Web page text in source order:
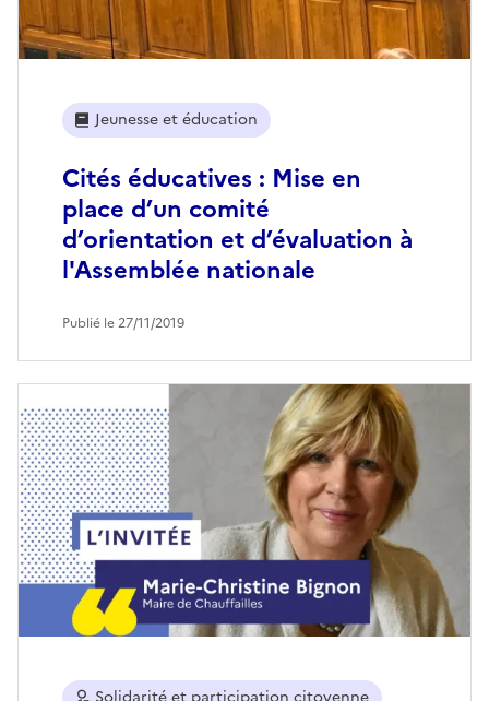
Cités éducatives : Mise en
place d’un comité
d’orientation et d’évaluation à
l'Assemblée nationale
Jeunesse et éducation
Publié le 27/11/2019